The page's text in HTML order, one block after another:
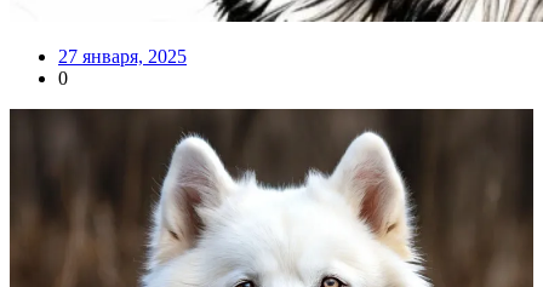
27 января, 2025
0